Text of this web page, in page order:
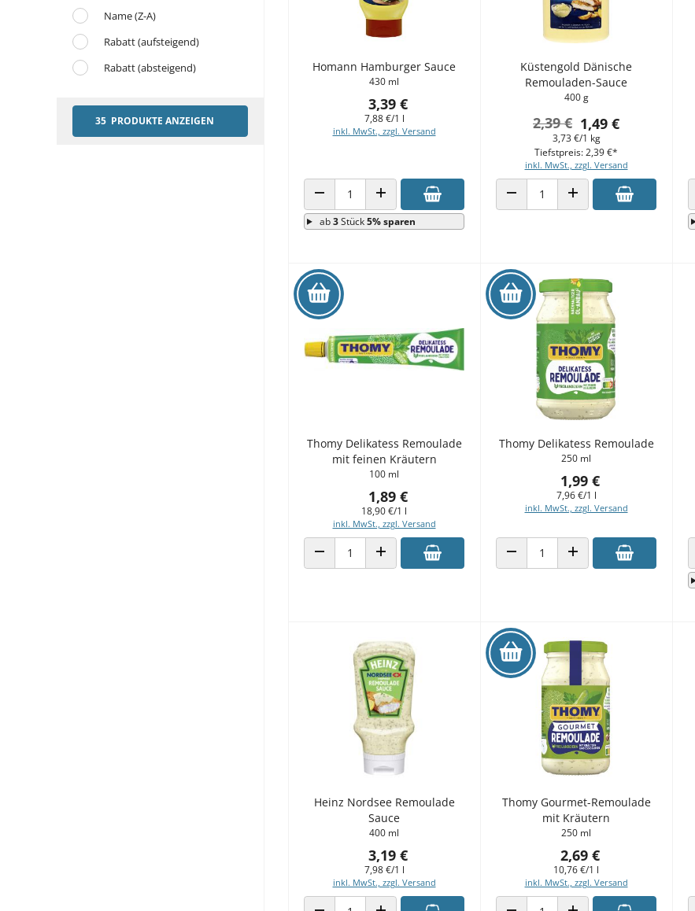
Name (Z-A)
Rabatt (aufsteigend)
Rabatt (absteigend)
35 PRODUKTE ANZEIGEN
Homann Hamburger Sauce
430 ml
3,39 €
7,88 €/1 l
inkl. MwSt., zzgl. Versand
ANZAHL VERRINGERNANZAHL ERHÖHEN
ab3Stück5% sparen
Küstengold Dänische
Remouladen-Sauce
400 g
1,49 €
2,39 €
3,73 €/1 kg
inkl. MwSt., zzgl. Versand
Tiefstpreis: 2,39 €*
ANZAHL VERRINGERNANZAHL ERHÖHEN
Thomy Delikatess Remoulade
mit feinen Kräutern
100 ml
1,89 €
18,90 €/1 l
inkl. MwSt., zzgl. Versand
ANZAHL VERRINGERNANZAHL ERHÖHEN
Thomy Delikatess Remoulade
250 ml
1,99 €
7,96 €/1 l
inkl. MwSt., zzgl. Versand
ANZAHL VERRINGERNANZAHL ERHÖHEN
Heinz Nordsee Remoulade
Sauce
400 ml
3,19 €
7,98 €/1 l
inkl. MwSt., zzgl. Versand
Thomy Gourmet-Remoulade
mit Kräutern
250 ml
2,69 €
10,76 €/1 l
inkl. MwSt., zzgl. Versand